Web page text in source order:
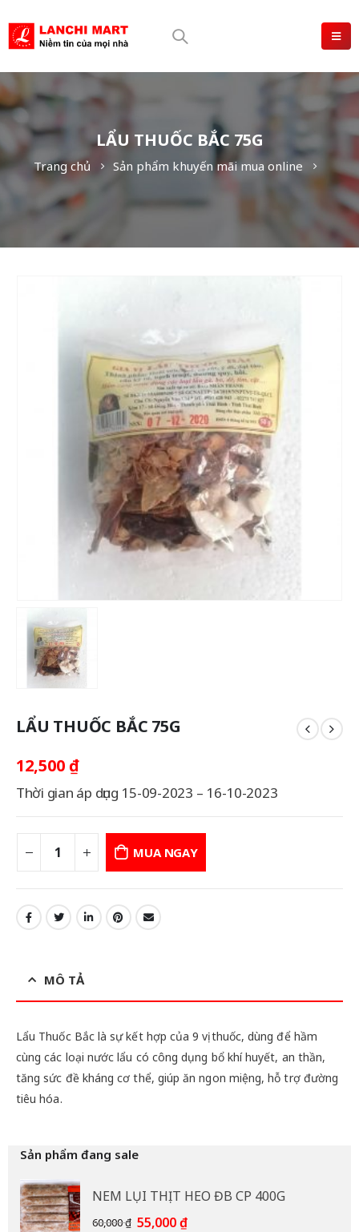
LẨU THUỐC BẮC 75G
Trang chủ Sản phẩm khuyến mãi mua online
LẨU THUỐC BẮC 75G
12,500 ₫
Thời gian áp dụng 15-09-2023 – 16-10-2023
MUA NGAY
MÔ TẢ
Lẩu Thuốc Bắc là sự kết hợp của 9 vị thuốc, dùng để hầm
cùng các loại nước lẩu có công dụng bổ khí huyết, an thần,
tăng sức đề kháng cơ thể, giúp ăn ngon miệng, hỗ trợ đường
tiêu hóa.
Sản phẩm đang sale
NEM LỤI THỊT HEO ĐB CP 400G
60,000₫ Giá
55,000₫Giá